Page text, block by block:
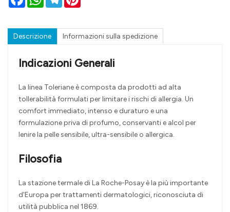
Descrizione Informazioni sulla spedizione
Indicazioni Generali
La linea Toleriane è composta da prodotti ad alta
tollerabilità formulati per limitare i rischi di allergia. Un
comfort immediato, intenso e duraturo e una
formulazione priva di profumo, conservanti e alcol per
lenire la pelle sensibile, ultra-sensibile o allergica.
Filosofia
La stazione termale di La Roche-Posay è la più importante
d'Europa per trattamenti dermatologici, riconosciuta di
utilità pubblica nel 1869.